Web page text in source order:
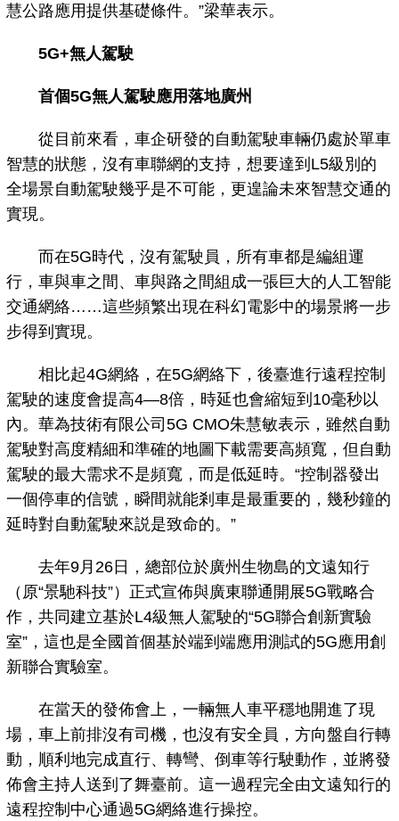
慧公路應用提供基礎條件。”梁華表示。
5G+無人駕駛
首個5G無人駕駛應用落地廣州
從目前來看，車企研發的自動駕駛車輛仍處於單車
智慧的狀態，沒有車聯網的支持，想要達到L5級別的
全場景自動駕駛幾乎是不可能，更遑論未來智慧交通的
實現。
而在5G時代，沒有駕駛員，所有車都是編組運
行，車與車之間、車與路之間組成一張巨大的人工智能
交通網絡……這些頻繁出現在科幻電影中的場景將一步
步得到實現。
相比起4G網絡，在5G網絡下，後臺進行遠程控制
駕駛的速度會提高4—8倍，時延也會縮短到10毫秒以
內。華為技術有限公司5G CMO朱慧敏表示，雖然自動
駕駛對高度精細和準確的地圖下載需要高頻寬，但自動
駕駛的最大需求不是頻寬，而是低延時。“控制器發出
一個停車的信號，瞬間就能剎車是最重要的，幾秒鐘的
延時對自動駕駛來説是致命的。”
去年9月26日，總部位於廣州生物島的文遠知行
（原“景馳科技”）正式宣佈與廣東聯通開展5G戰略合
作，共同建立基於L4級無人駕駛的“5G聯合創新實驗
室”，這也是全國首個基於端到端應用測試的5G應用創
新聯合實驗室。
在當天的發佈會上，一輛無人車平穩地開進了現
場，車上前排沒有司機，也沒有安全員，方向盤自行轉
動，順利地完成直行、轉彎、倒車等行駛動作，並將發
佈會主持人送到了舞臺前。這一過程完全由文遠知行的
遠程控制中心通過5G網絡進行操控。